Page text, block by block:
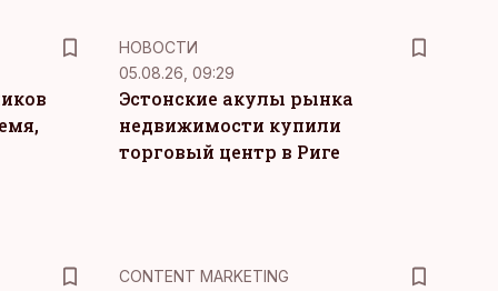
НОВОСТИ
05.08.26, 09:29
Эстонские акулы рынка
недвижимости купили
торговый центр в Риге
KM
CONTENT MARKETING